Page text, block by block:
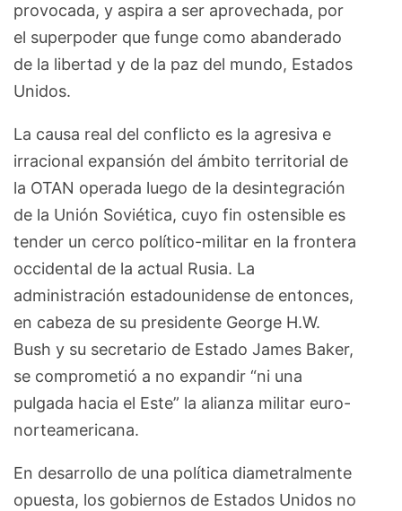
provocada, y aspira a ser aprovechada, por
el superpoder que funge como abanderado
de la libertad y de la paz del mundo, Estados
Unidos.
La causa real del conflicto es la agresiva e
irracional expansión del ámbito territorial de
la OTAN operada luego de la desintegración
de la Unión Soviética, cuyo fin ostensible es
tender un cerco político-militar en la frontera
occidental de la actual Rusia. La
administración estadounidense de entonces,
en cabeza de su presidente George H.W.
Bush y su secretario de Estado James Baker,
se comprometió a no expandir “ni una
pulgada hacia el Este” la alianza militar euro-
norteamericana.
En desarrollo de una política diametralmente
opuesta, los gobiernos de Estados Unidos no